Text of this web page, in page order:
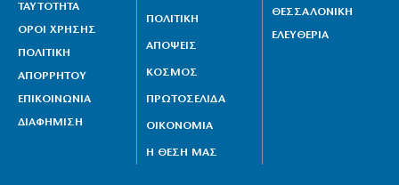
ΤΑΥΤΟΤΗΤΑ
ΟΡΟΙ ΧΡΗΣΗΣ
ΠΟΛΙΤΙΚΗ
ΑΠΟΡΡΗΤΟΥ
ΕΠΙΚΟΙΝΩΝΙΑ
ΔΙΑΦΗΜΙΣΗ
ΠΟΛΙΤΙΚΗ
ΑΠΟΨΕΙΣ
ΚΟΣΜΟΣ
ΠΡΩΤΟΣΕΛΙΔΑ
ΟΙΚΟΝΟΜΙΑ
Η ΘΕΣΗ ΜΑΣ
ΘΕΣΣΑΛΟΝΙΚΗ
ΕΛΕΥΘΕΡΙΑ